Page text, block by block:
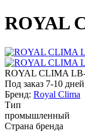
ROYAL
ROYAL CLIMA
Под заказ 7-10 дней
Бренд: Royal Clima
Тип
промышленный
Страна бренда